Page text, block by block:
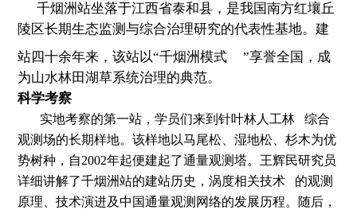
千烟洲站坐落于江西省泰和县，是我国南方红壤丘
陵区长期生态监测与综合治理研究的代表性基地。建
站四十余年来，该站以“千烟洲模式
”享誉全国，成
为山水林田湖草系统治理的典范。
科学考察
实地考察的第一站，学员们来到针叶林人工林
综合
观测场的长期样地。该样地以马尾松、湿地松、杉木为优
势树种，自2002年起便建起了通量观测塔。王辉民研究员
详细讲解了千烟洲站的建站历史，涡度相关技术
的观测
原理、技术演进及中国通量观测网络的发展历程。随后，